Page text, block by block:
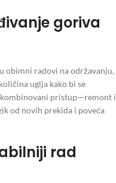
goriva
obimni radovi na održavanju,
uglja kako bi se
pristup—remont i
od novih prekida i poveća
rad